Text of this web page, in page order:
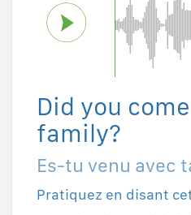
Did you
family?
Es-tu venu avec
Pratiquez en disant